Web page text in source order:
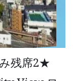
み残席2★